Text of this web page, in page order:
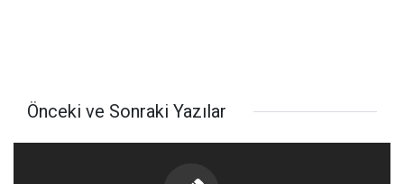
Önceki ve Sonraki Yazılar